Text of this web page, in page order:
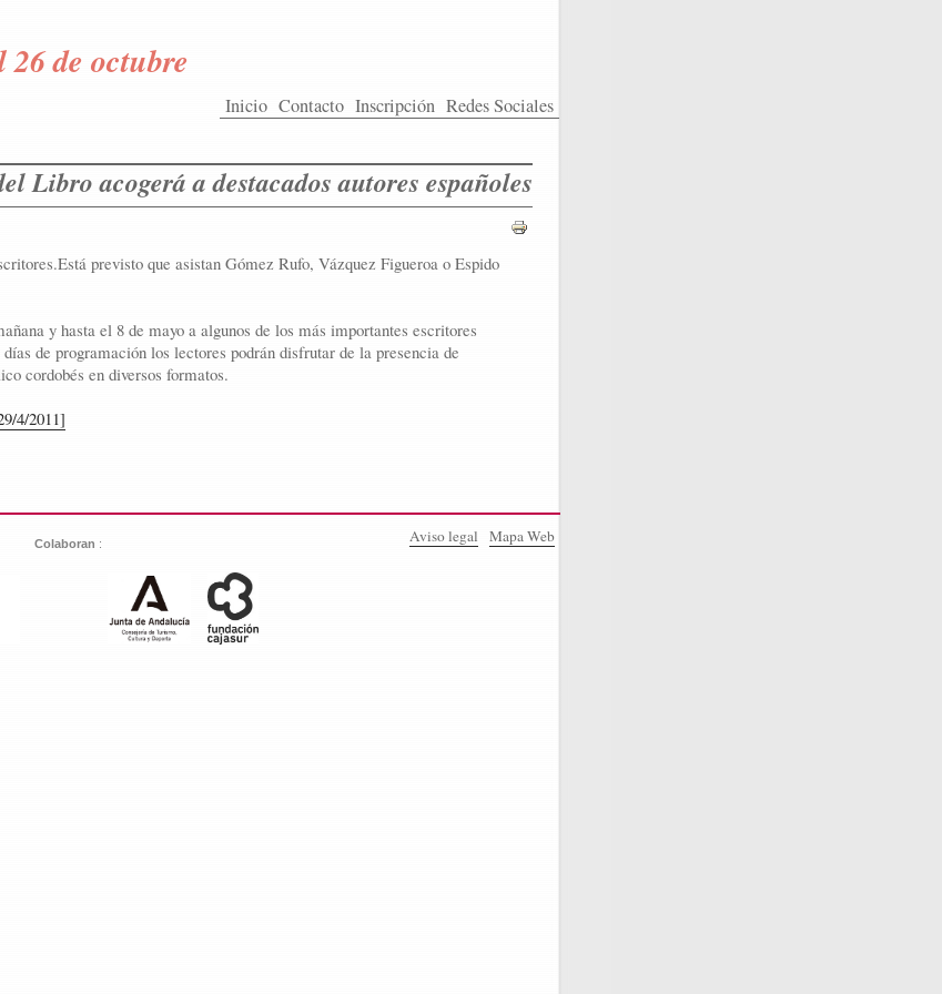
de octubre
Inicio Contacto Inscripción Redes Sociales
Libro acogerá a destacados autores españoles
previsto que asistan Gómez Rufo, Vázquez Figueroa o Espido
y hasta el 8 de mayo a algunos de los más importantes escritores
de programación los lectores podrán disfrutar de la presencia de
cordobés en diversos formatos.
4/2011]
Colaboran : Mapa Web
Aviso legal